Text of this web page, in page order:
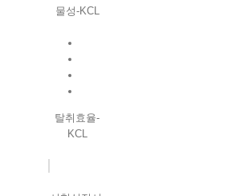
물성-KCL
탈취효율-
KCL